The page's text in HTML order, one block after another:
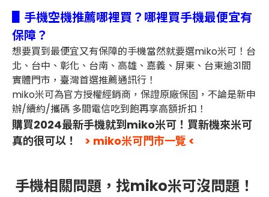
▋手機空機推薦哪裡買？哪裡買手機最便宜有
保障？
想要買到最便宜又有保障的手機當然就要選miko米可！台
北、台中、彰化、台南、高雄、嘉義、屏東、台東逾31間
實體門市，臺灣首選推薦通訊行！
miko米可為官方授權經銷商，保證原廠保固，不論是新申
辦/續約/攜碼 多間電信吃到飽再享高額折扣！
購買2024最新手機就到miko米可！買新機來米可
真的很可以！
> miko米可門市一覽 <
手機相關問題，找miko米可沒問題！